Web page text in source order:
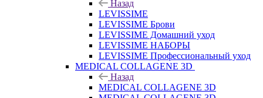
Назад
LEVISSIME
LEVISSIME Брови
LEVISSIME Домашний уход
LEVISSIME НАБОРЫ
LEVISSIME Профессиональный уход
MEDICAL COLLAGENE 3D
Назад
MEDICAL COLLAGENE 3D